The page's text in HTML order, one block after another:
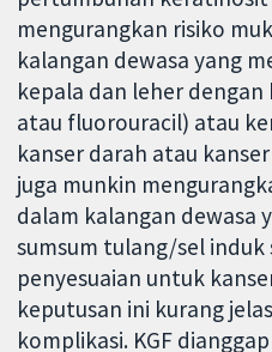
mengurangkan risiko
kalangan dewasa yang
kepala dan leher
atau fluorouracil) atau
kanser darah atau
juga munkin
dalam kalangan dewasa
sumsum tulang/sel induk
penyesuaian untuk
keputusan ini kurang
komplikasi. KGF